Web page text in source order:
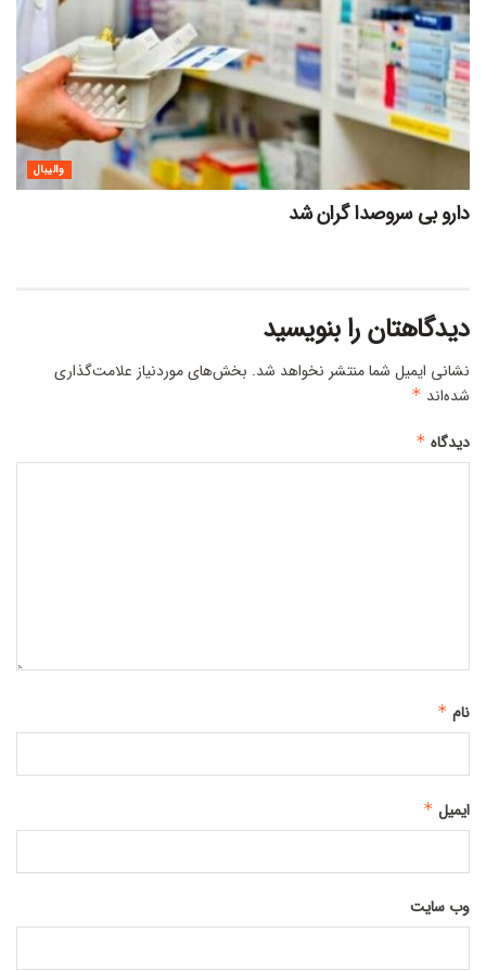
والیبال
دارو بی سروصدا گران شد
دیدگاهتان را بنویسید
نشانی ایمیل شما منتشر نخواهد شد. بخش‌های موردنیاز علامت‌گذاری
شده‌اند *
دیدگاه *
نام *
ایمیل *
وب‌ سایت